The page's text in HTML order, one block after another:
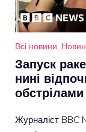
Всі новини,
Запуск
нині
обстрілами
Журналіст BBC